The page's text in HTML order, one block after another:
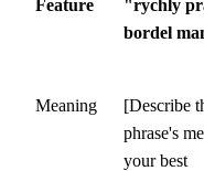
Feature
"rychly
bordel
Meaning
[Describe
phrase's
your best